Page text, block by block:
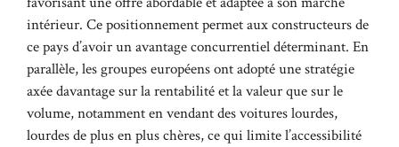
intérieur. Ce positionnement permet aux constructeurs de
ce pays d’avoir un avantage concurrentiel déterminant. En
parallèle, les groupes européens ont adopté une stratégie
axée davantage sur la rentabilité et la valeur que sur le
volume, notamment en vendant des voitures lourdes,
lourdes de plus en plus chères, ce qui limite l’accessibilité